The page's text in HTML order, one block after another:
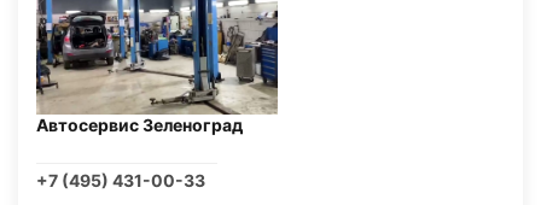
Автосервис Зеленоград
+7 (495) 431-00-33